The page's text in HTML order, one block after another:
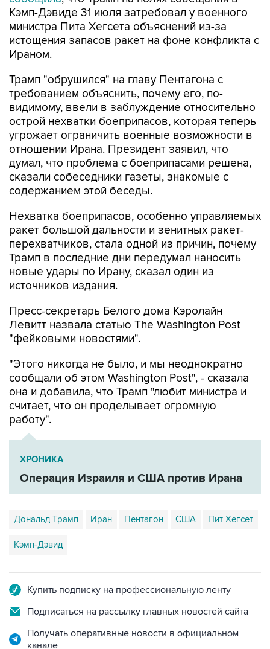
Кэмп-Дэвиде 31 июля затребовал у военного
министра Пита Хегсета объяснений из-за
истощения запасов ракет на фоне конфликта с
Ираном.
Трамп "обрушился" на главу Пентагона с
требованием объяснить, почему его, по-
видимому, ввели в заблуждение относительно
острой нехватки боеприпасов, которая теперь
угрожает ограничить военные возможности в
отношении Ирана. Президент заявил, что
думал, что проблема с боеприпасами решена,
сказали собеседники газеты, знакомые с
содержанием этой беседы.
Нехватка боеприпасов, особенно управляемых
ракет большой дальности и зенитных ракет-
перехватчиков, стала одной из причин, почему
Трамп в последние дни передумал наносить
новые удары по Ирану, сказал один из
источников издания.
Пресс-секретарь Белого дома Кэролайн
Левитт назвала статью The Washington Post
"фейковыми новостями".
"Этого никогда не было, и мы неоднократно
сообщали об этом Washington Post", - сказала
она и добавила, что Трамп "любит министра и
считает, что он проделывает огромную
работу".
ХРОНИКА
Операция Израиля и США против Ирана
Дональд Трамп Иран Пентагон США Пит Хегсет
Кэмп-Дэвид
Купить подписку на профессиональную ленту
Подписаться на рассылку главных новостей сайта
Получать оперативные новости в официальном
канале